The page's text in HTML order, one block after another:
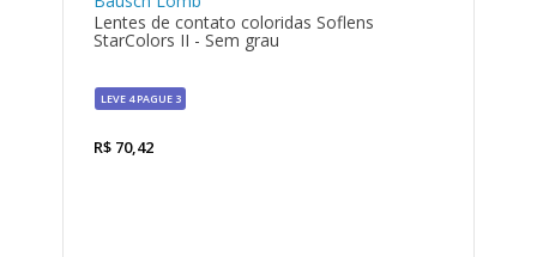
LEVE 4 PAGUE 3
Lentes de contato coloridas Soflens
StarColors II - Sem grau
R$ 70,42